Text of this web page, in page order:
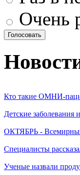
Очень
Кто такие ОМНИ-
Детские заболевания
ОКТЯБРЬ -
Специалисты
Ученые назвали